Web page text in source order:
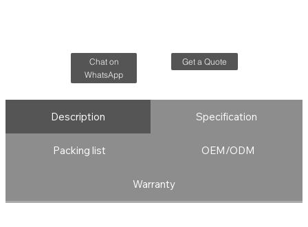
Chat on
WhatsApp
Get a Quote
Description Specification
Packing list OEM/ODM
Warranty